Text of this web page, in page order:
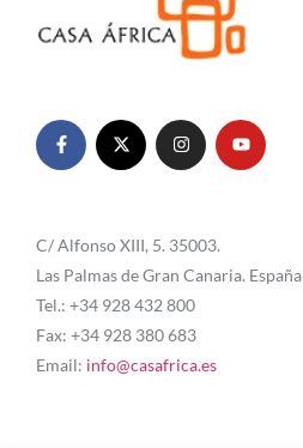
C/ Alfonso XIII, 5. 35003.
Las Palmas de Gran Canaria. España
Tel.: +34 928 432 800
Fax: +34 928 380 683
Email: info@casafrica.es